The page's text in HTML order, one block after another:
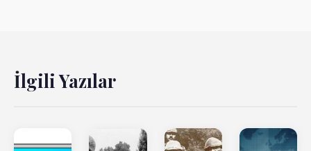
İlgili Yazılar